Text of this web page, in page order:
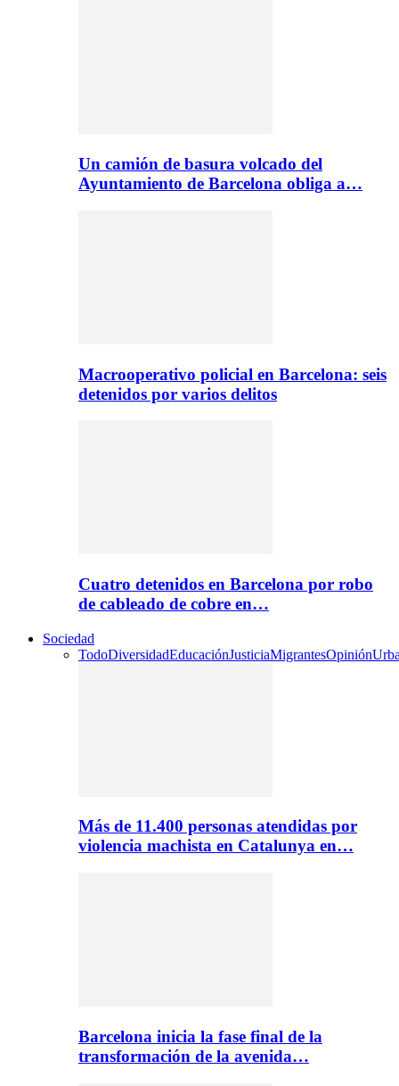
Un camión de basura volcado del
Ayuntamiento de Barcelona obliga a…
Macrooperativo policial en Barcelona: seis
detenidos por varios delitos
Cuatro detenidos en Barcelona por robo
de cableado de cobre en…
Sociedad
TodoDiversidadEducaciónJusticiaMigrantesOpinión
Más de 11.400 personas atendidas por
violencia machista en Catalunya en…
Barcelona inicia la fase final de la
transformación de la avenida…